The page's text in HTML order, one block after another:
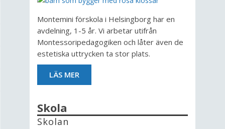
Montemini förskola i Helsingborg har en
avdelning, 1-5 år. Vi arbetar utifrån
Montessoripedagogiken och låter även de
estetiska uttrycken ta stor plats.
LÄS MER
Skola
Skolan